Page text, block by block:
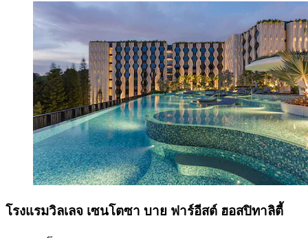
โรงแรมวิลเลจ เซนโตซา บาย ฟาร์อีสต์ ฮอสปิทาลิตี้